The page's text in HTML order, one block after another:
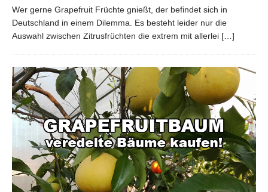
Wer gerne Grapefruit Früchte gnießt, der befindet sich in
Deutschland in einem Dilemma. Es besteht leider nur die
Auswahl zwischen Zitrusfrüchten die extrem mit allerlei […]